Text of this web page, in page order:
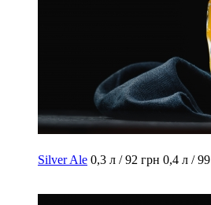
Silvеr Alе 0,3 л / 92 грн 0,4 л /